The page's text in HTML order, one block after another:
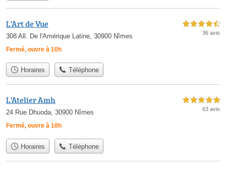
L'Art de Vue
308 All. De l'Amérique Latine, 30900 Nîmes
Fermé, ouvre à 10h
4,5 étoiles sur 5
36 avis
Horaires Téléphone
L'Atelier Amh
24 Rue Dhuoda, 30900 Nîmes
Fermé, ouvre à 10h
5,0 étoiles sur 5
63 avis
Horaires Téléphone